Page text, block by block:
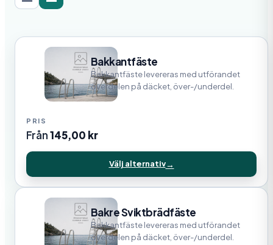
Bakkantfäste
Bakkantfäste levereras med utförandet
överdelen på däcket, över-/underdel.
Från145,00 kr
Välj alternativ
Bakre Sviktbrädfäste
Bakkantfäste levereras med utförandet
överdelen på däcket, över-/underdel.